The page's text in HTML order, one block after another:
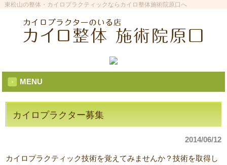
東松山の整体・カイロプラクティックならカイロ整体施術院原口へ
MENU
カイロプラクター募集
2014/06/12
カイロプラクティック技術を覚えてみませんか？技術を取得し